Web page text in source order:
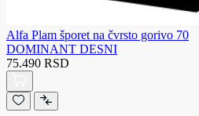
Alfa Plam šporet na čvrsto gorivo 70
DOMINANT DESNI
75.490 RSD